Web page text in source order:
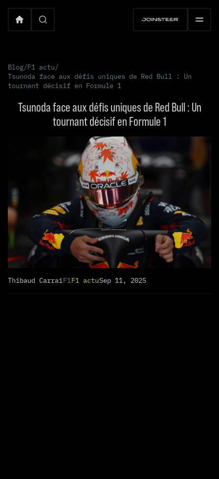
Blog/F1 actu/
Tsunoda face aux défis uniques de Red Bull : Un
tournant décisif en Formule 1
Tsunoda face aux défis uniques de Red Bull : Un
tournant décisif en Formule 1
Thibaud CarraiF1F1 actuSep 11, 2025